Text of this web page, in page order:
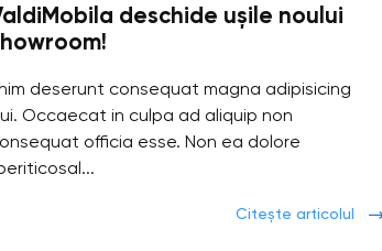
deschide ușile noului
deserunt consequat magna adipisicing
Occaecat in culpa ad aliquip non
officia esse. Non ea dolore
Citește articolul